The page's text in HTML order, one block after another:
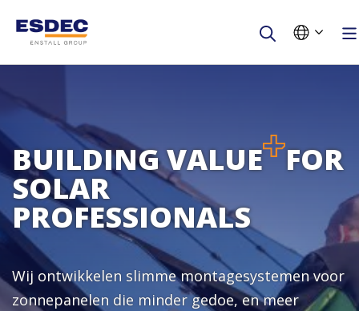
BUILDING VALUE FOR
SOLAR
PROFESSIONALS
Wij ontwikkelen slimme montagesystemen voor
zonnepanelen die minder gedoe, en meer
Achternaam
Bedrijfsnaam
E-mail
Telefoonnummer